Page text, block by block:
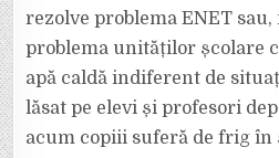
rezolve problema ENET
problema unităților școlare
apă caldă indiferent de
lăsat pe elevi și profesori
acum copiii suferă de frig în